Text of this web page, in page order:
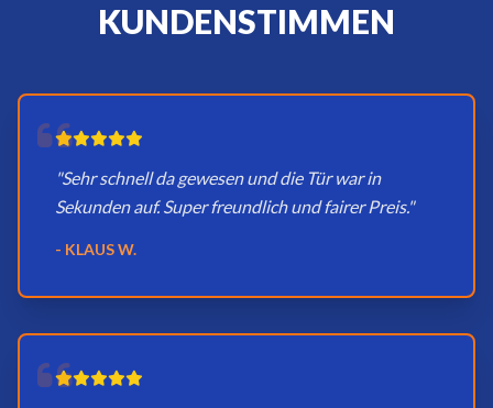
KUNDENSTIMMEN
"Sehr schnell da gewesen und die Tür war in
Sekunden auf. Super freundlich und fairer Preis."
- KLAUS W.